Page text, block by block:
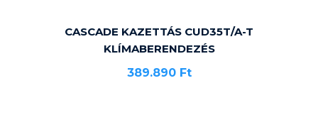
CASCADE KAZETTÁS CUD35T/A-T
KLÍMABERENDEZÉS
389.890 Ft